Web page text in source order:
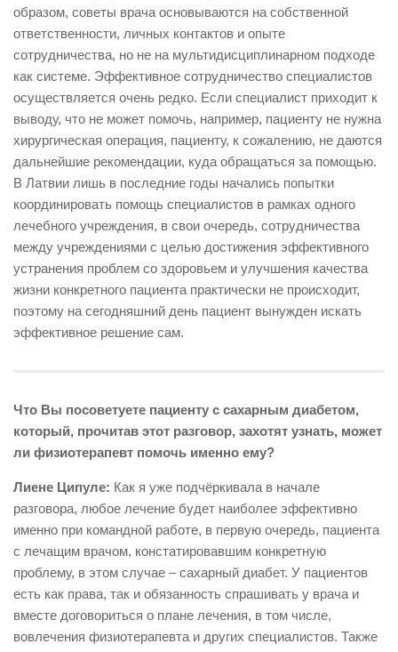
образом, советы врача основываются на собственной
ответственности, личных контактов и опыте
сотрудничества, но не на мультидисциплинарном подходе
как системе. Эффективное сотрудничество специалистов
осуществляется очень редко. Если специалист приходит к
выводу, что не может помочь, например, пациенту не нужна
хирургическая операция, пациенту, к сожалению, не даются
дальнейшие рекомендации, куда обращаться за помощью.
В Латвии лишь в последние годы начались попытки
координировать помощь специалистов в рамках одного
лечебного учреждения, в свои очередь, сотрудничества
между учреждениями с целью достижения эффективного
устранения проблем со здоровьем и улучшения качества
жизни конкретного пациента практически не происходит,
поэтому на сегодняшний день пациент вынужден искать
эффективное решение сам.
Что Вы посоветуете пациенту с сахарным диабетом,
который, прочитав этот разговор, захотят узнать, может
ли физиотерапевт помочь именно ему?
Лиене Ципуле: Как я уже подчёркивала в начале
разговора, любое лечение будет наиболее эффективно
именно при командной работе, в первую очередь, пациента
с лечащим врачом, констатировавшим конкретную
проблему, в этом случае – сахарный диабет. У пациентов
есть как права, так и обязанность спрашивать у врача и
вместе договориться о плане лечения, в том числе,
вовлечения физиотерапевта и других специалистов. Также